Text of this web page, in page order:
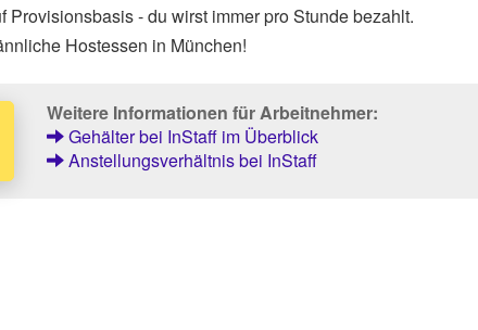
Provisionsbasis - du wirst immer pro Stunde bezahlt.
Hostessen in München!
Weitere Informationen für Arbeitnehmer:
Gehälter bei InStaff im Überblick
Anstellungsverhältnis bei InStaff